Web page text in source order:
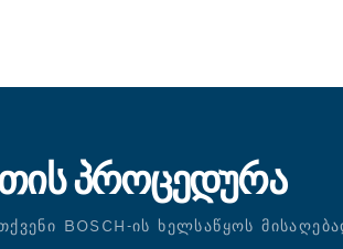
ᲞᲠᲝᲪᲔᲓᲣᲠᲐ
BOSCH-ᲘᲡ ᲮᲔᲚᲡᲐᲬᲧᲝᲡ